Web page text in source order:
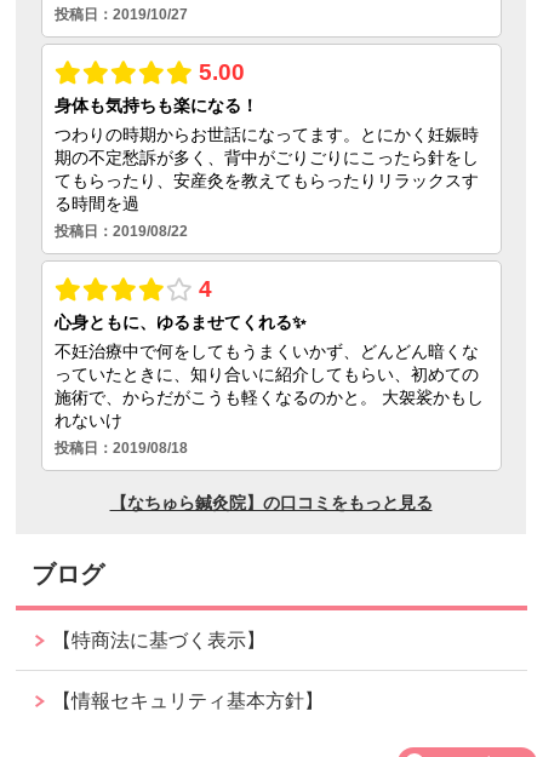
ブログ
【特商法に基づく表示】
【情報セキュリティ基本方針】